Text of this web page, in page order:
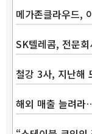
메가존클라우드,
SK텔레콤, 전문
철강 3사, 지난
해외 매출 늘려